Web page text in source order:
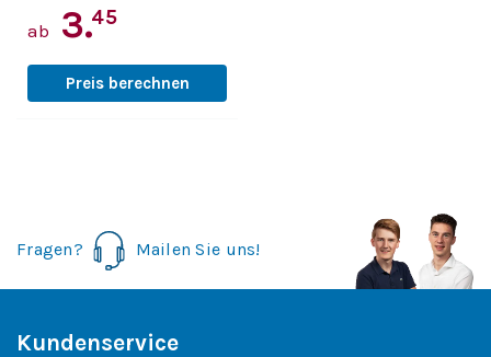
ab 3.45
Preis berechnen
Fragen? Mailen Sie uns!
Kundenservice